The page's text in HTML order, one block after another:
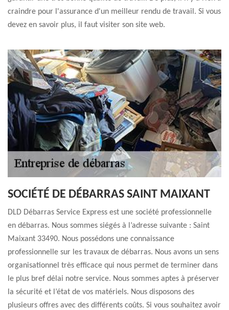
craindre pour l'assurance d'un meilleur rendu de travail. Si vous
devez en savoir plus, il faut visiter son site web.
SOCIÉTÉ DE DÉBARRAS SAINT MAIXANT
DLD Débarras Service Express est une société professionnelle
en débarras. Nous sommes siégés à l’adresse suivante : Saint
Maixant 33490. Nous possédons une connaissance
professionnelle sur les travaux de débarras. Nous avons un sens
organisationnel très efficace qui nous permet de terminer dans
le plus bref délai notre service. Nous sommes aptes à préserver
la sécurité et l’état de vos matériels. Nous disposons des
plusieurs offres avec des différents coûts. Si vous souhaitez avoir